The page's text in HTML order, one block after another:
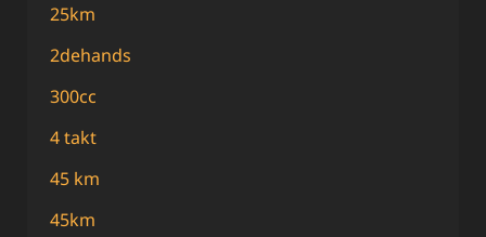
25km
2dehands
300cc
4 takt
45 km
45km